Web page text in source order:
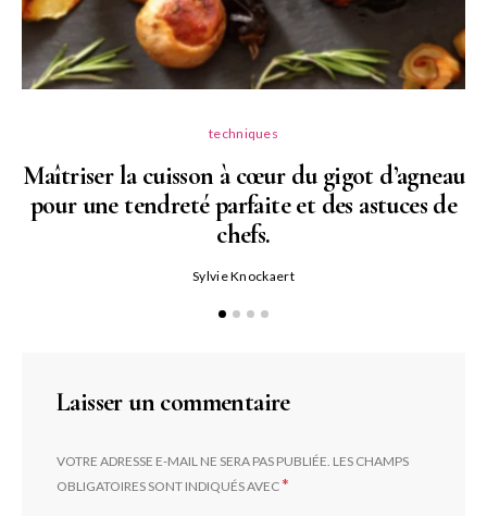
techniques
Maîtriser la cuisson à cœur du gigot d’agneau
pour une tendreté parfaite et des astuces de
chefs.
Sylvie Knockaert
Laisser un commentaire
VOTRE ADRESSE E-MAIL NE SERA PAS PUBLIÉE. LES CHAMPS
OBLIGATOIRES SONT INDIQUÉS AVEC*